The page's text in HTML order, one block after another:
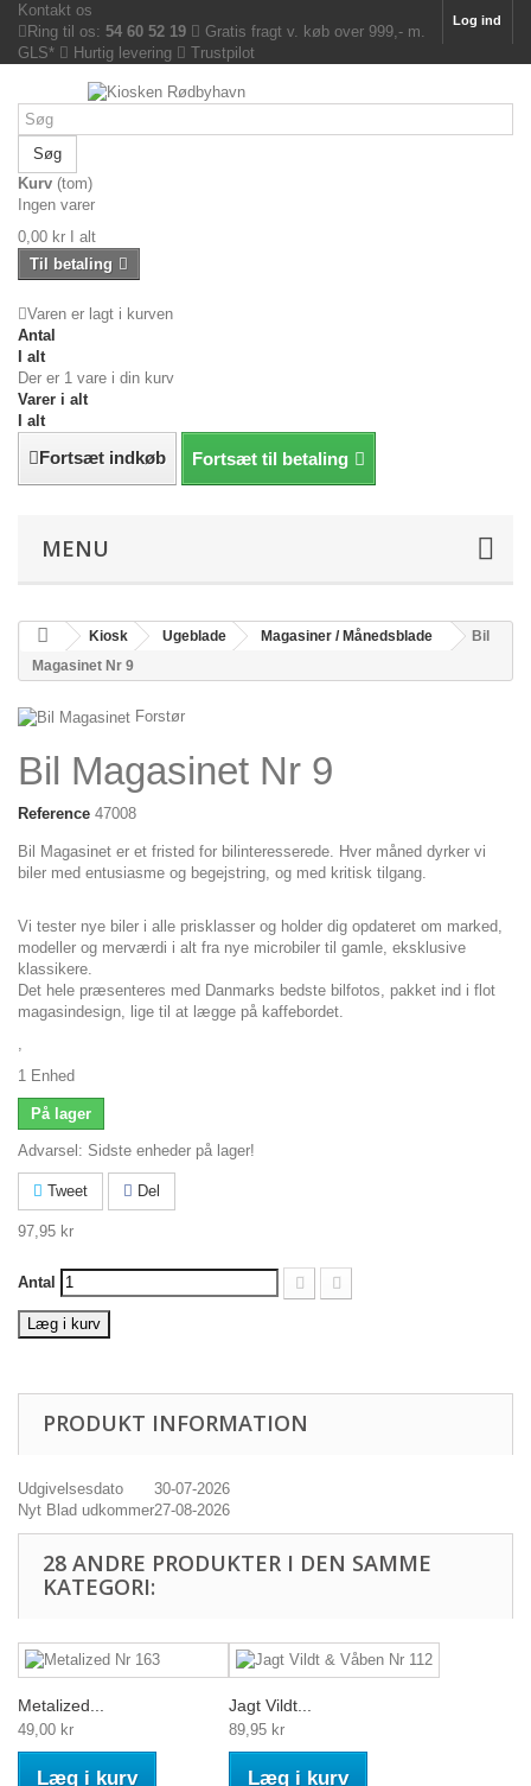
Log ind
Kontakt os
Ring til os: 54 60 52 19
Gratis fragt v. køb over 999,- m.
GLS*
Hurtig levering Trustpilot
Søg
Kurv (tom)
Ingen varer
0,00 kr
I alt
Til betaling
Varen er lagt i kurven
Antal
I alt
Der er 1 vare i din kurv
Varer i alt
I alt
Fortsæt indkøb Fortsæt til betaling
MENU
Kiosk Ugeblade Magasiner / Månedsblade
Bil
Magasinet Nr 9
Forstør
Bil Magasinet Nr 9
Reference 47008
Bil Magasinet er et fristed for bilinteresserede. Hver måned dyrker vi
biler med entusiasme og begejstring, og med kritisk tilgang.
Vi tester nye biler i alle prisklasser og holder dig opdateret om marked,
modeller og merværdi i alt fra nye microbiler til gamle, eksklusive
klassikere.
Det hele præsenteres med Danmarks bedste bilfotos, pakket ind i flot
magasindesign, lige til at lægge på kaffebordet.
1 Enhed
På lager
Advarsel: Sidste enheder på lager!
Tweet Del
97,95 kr
Antal
Læg i kurv
PRODUKT INFORMATION
Udgivelsesdato
30-07-2026
Nyt Blad udkommer27-08-2026
28 ANDRE PRODUKTER I DEN SAMME
KATEGORI:
Metalized...
49,00 kr
Læg i kurv
Jagt Vildt...
89,95 kr
Læg i kurv